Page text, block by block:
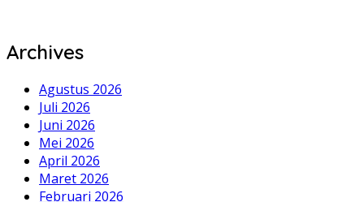
Archives
Agustus 2026
Juli 2026
Juni 2026
Mei 2026
April 2026
Maret 2026
Februari 2026